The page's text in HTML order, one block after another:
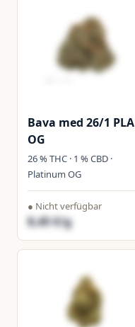
Bava med 26/1 PLA
OG
26 % THC · 1 % CBD ·
Platinum OG
● Nicht verfügbar
8,45 €/g